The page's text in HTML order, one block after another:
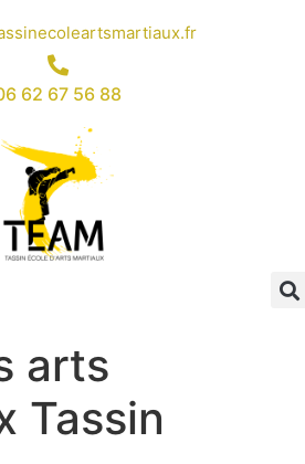
62 67 56 88
arts
Tassin